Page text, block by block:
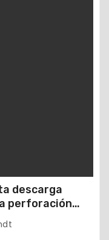
descarga
perforación